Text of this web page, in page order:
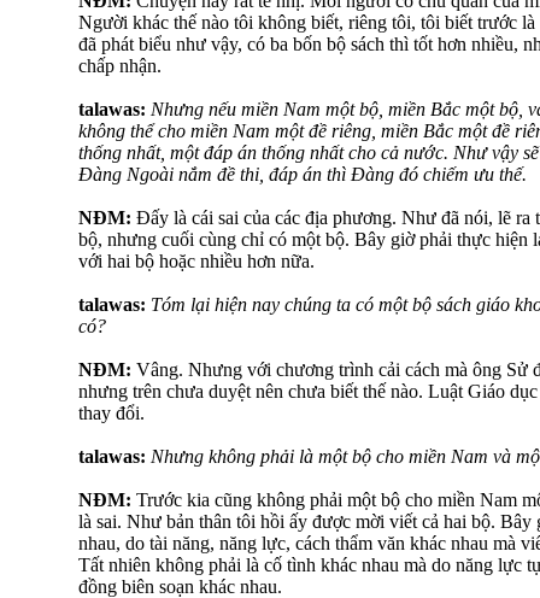
Người khác thế nào tôi không biết, riêng tôi, tôi biết trước
đã phát biểu như vậy, có ba bốn bộ sách thì tốt hơn nhiều,
chấp nhận.
talawas: Nhưng nếu miền Nam một bộ, miền Bắc một bộ,
không thể cho miền Nam một đề riêng, miền Bắc một đề
thống nhất, một đáp án thống nhất cho cả nước. Như vậy
Đàng Ngoài nắm đề thi, đáp án thì Đàng đó chiếm ưu thế.
NĐM: Đấy là cái sai của các địa phương. Như đã nói, lẽ ra
bộ, nhưng cuối cùng chỉ có một bộ. Bây giờ phải thực hiện
với hai bộ hoặc nhiều hơn nữa.
talawas: Tóm lại hiện nay chúng ta có một bộ sách giáo
có?
NĐM: Vâng. Nhưng với chương trình cải cách mà ông Sử
nhưng trên chưa duyệt nên chưa biết thế nào. Luật Giáo
thay đổi.
talawas: Nhưng không phải là một bộ cho miền Nam và
NĐM: Trước kia cũng không phải một bộ cho miền Nam
là sai. Như bản thân tôi hồi ấy được mời viết cả hai bộ.
nhau, do tài năng, năng lực, cách thẩm văn khác nhau mà
Tất nhiên không phải là cố tình khác nhau mà do năng lực
đồng biên soạn khác nhau.